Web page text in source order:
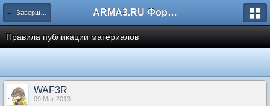
← Завершённые ARMA3.RU Форум
Правила публикации материалов
WAF3R
09 Mar 2013